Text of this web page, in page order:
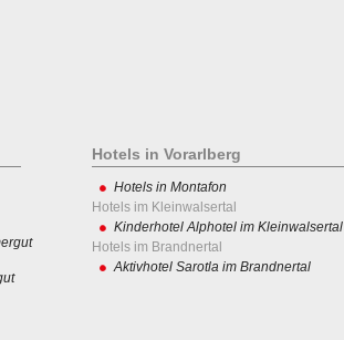
Hotels in Vorarlberg
Hotels in Montafon
Hotels im Kleinwalsertal
Kinderhotel Alphotel im Kleinwalsertal
Hotels im Brandnertal
Aktivhotel Sarotla im Brandnertal